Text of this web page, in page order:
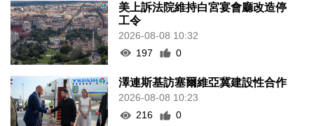
美上訴法院維持白宮宴會廳改造停
工令
2026-08-08 10:32
197
0
澤連斯基訪塞爾維亞冀建設性合作
2026-08-08 10:23
216
0